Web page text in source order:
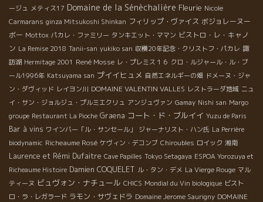
ージュ メティス17 Domaine de la Sénèchalière Fleurie Nicole
Carmarans ginza Mitsukoshi Shinkan フィリップ・ヴァイス ボジョレーヌー
ボー Mottox パカレ・ファミリー タンキエット・ママン ビストロ・レ・キャノ
ン La Remise 2018 Tanii-san yukiko san 収穫20年記念・クリストフ・パカレ 諏
訪湖 Hermitage 2001 René Mosse レ・プレミス１６ クロ・ルジャール・ル・ブ
ール1996年 Katsuyama san プイイヒュメ 自然エネルギーの畑 ドメーヌ・ジャ
ン・ダヴィッド レイヨン川 DOMAINE VALENTIN VALLES レストラーダ地域 ニュ
イ・サン・ジョルジュ・プルミエクリュ アンジュヴァン Gamay Nishi san Margo
groupe Restaurant La Pioche Graena コート・ド・ブルイイ Yuzu de Paris
Bar à vins ワインバー「ル・サンセール」 ジャーナリスト・ハン氏 La Perrière
biodynamic Richeaume Rosé ケヴィン・デコンブ Chiroubles ロイック 湘南
Laurence et Rémi Dufaitre Cave Papilles Tokyo Setagaya ESPOA Yorozuya et
Richeaume Histoire Damien COQUELET ル・タン・デメ La Vierge Rouge マル
ティーヌ ビュヴォン・ナチュール CHICS Mondial du Vin biologique ビスト
ロ・ラ・レガラード ラモン・サヴェドラ Domaine Jerome Saurigny DOMAINE